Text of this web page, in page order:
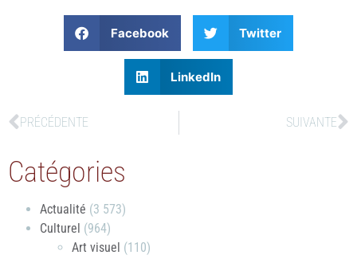
Facebook Twitter
LinkedIn
PRÉCÉDENTE SUIVANTE
Catégories
Actualité (3 573)
Culturel (964)
Art visuel (110)